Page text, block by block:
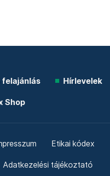
felajánlás Hírlevelek
Shop
Etikai kódex
Adatkezelési tájékoztató